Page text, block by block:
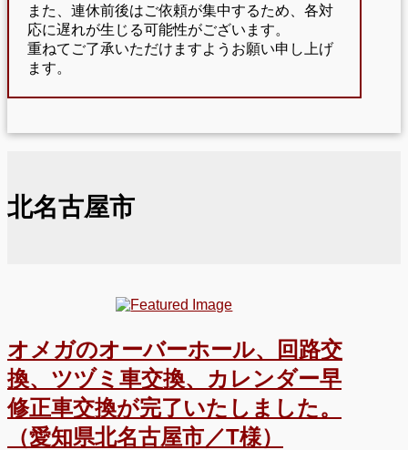
また、連休前後はご依頼が集中するため、各対
応に遅れが生じる可能性がございます。
重ねてご了承いただけますようお願い申し上げ
ます。
北名古屋市
オメガのオーバーホール、回路交
換、ツヅミ車交換、カレンダー早
修正車交換が完了いたしました。
（愛知県北名古屋市／T様）